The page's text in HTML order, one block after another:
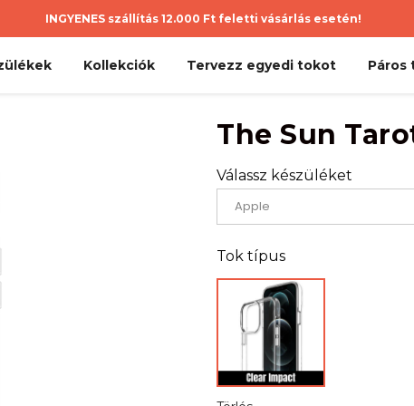
INGYENES szállítás 12.000 Ft feletti vásárlás esetén!
Kollekciók Tervezz egyedi tokot Páros
The Sun
Válassz készüléket
Tok típus